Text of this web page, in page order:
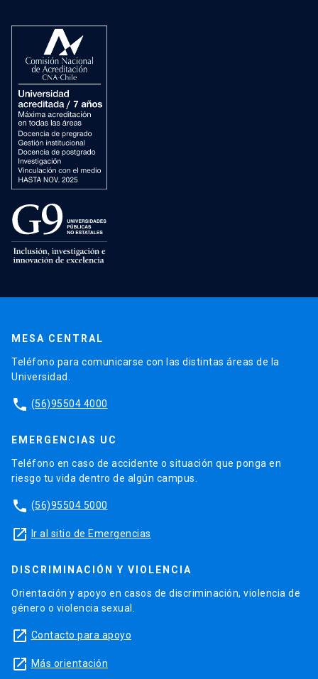
MESA CENTRAL
Teléfono para comunicarse con las distintas áreas de la
Universidad.
phone (56)95504 4000
EMERGENCIAS UC
Teléfono en caso de accidente o situación que ponga en
riesgo tu vida dentro de algún campus.
phone (56)95504 5000
launch Ir al sitio de Emergencias
DISCRIMINACIÓN Y VIOLENCIA
Orientación y apoyo en casos de discriminación, violencia de
género o violencia sexual.
launch Contacto para apoyo
launch Más orientación